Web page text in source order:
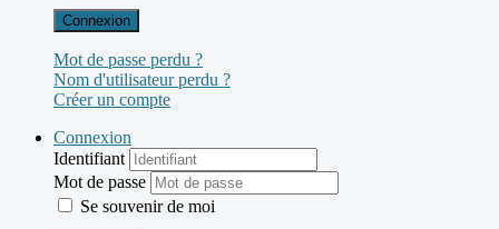
Connexion
Mot de passe perdu ?
Nom d'utilisateur perdu ?
Créer un compte
Connexion
Identifiant
Mot de passe
Se souvenir de moi